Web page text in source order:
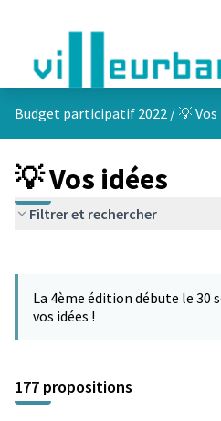
Budget participatif 2022 /💡 Vos
💡 Vos idées
Filtrer et rechercher
−
La 4ème édition débute le 30
vos idées !
177 propositions